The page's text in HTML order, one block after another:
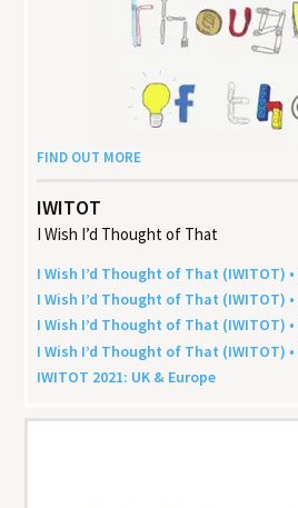
FIND OUT MORE
IWITOT
I Wish I’d Thought of That
I Wish I’d Thought of That (IWITOT) •
I Wish I’d Thought of That (IWITOT) •
I Wish I’d Thought of That (IWITOT) •
I Wish I’d Thought of That (IWITOT) •
IWITOT 2021: UK & Europe